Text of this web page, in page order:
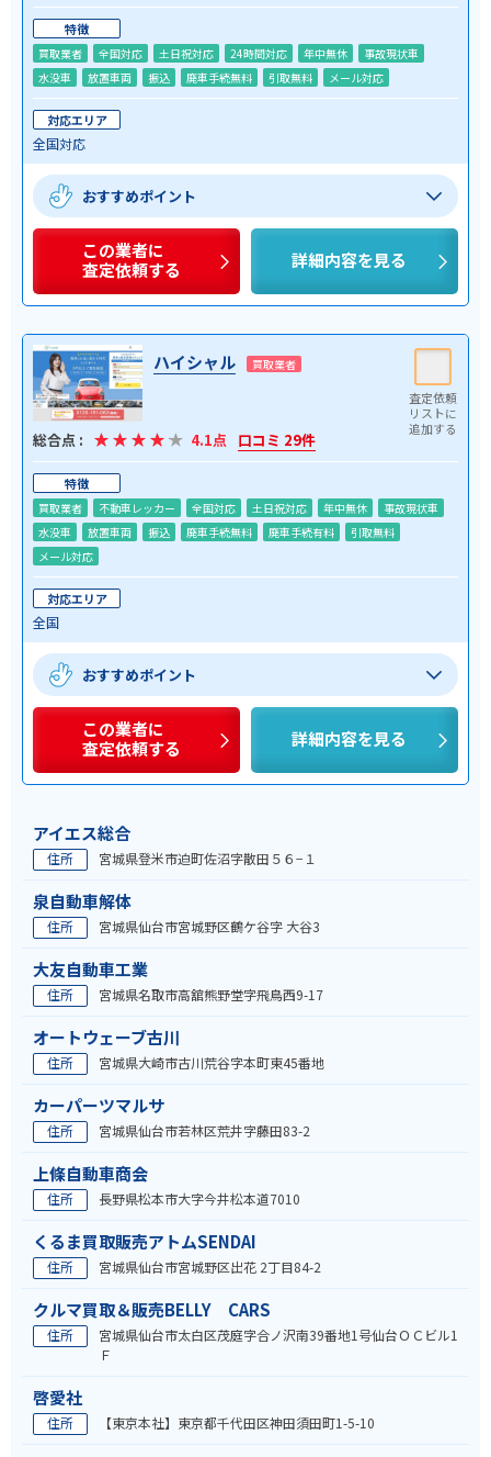
特徴
買取業者 全国対応 土日祝対応 24時間対応 年中無休
事故現状車
水没車
放置車両 振込 廃車手続無料 引取無料 メール対応
対応エリア
全国対応
おすすめポイント
この業者に
査定依頼する
詳細内容を見る
ハイシャル 買取業者
総合点 : 4.1点 口コミ 29件
特徴
買取業者 不動車レッカー 全国対応 土日祝対応 年中無休
事故現状車
水没車
放置車両 振込 廃車手続無料 廃車手続有料
引取無料
メール対応
対応エリア
全国
おすすめポイント
この業者に
査定依頼する
詳細内容を見る
アイエス総合
住所 宮城県登米市迫町佐沼字散田５６−１
泉自動車解体
住所 宮城県仙台市宮城野区鶴ケ谷字 大谷3
大友自動車工業
住所 宮城県名取市高舘熊野堂字飛鳥西9-17
オートウェーブ古川
住所 宮城県大崎市古川荒谷字本町東45番地
カーパーツマルサ
住所 宮城県仙台市若林区荒井字藤田83-2
上條自動車商会
住所 長野県松本市大字今井松本道7010
くるま買取販売アトムSENDAI
住所 宮城県仙台市宮城野区出花 2丁目84-2
クルマ買取＆販売BELLY CARS
住所
宮城県仙台市太白区茂庭字合ノ沢南39番地1号仙台ＯＣビル1
Ｆ
啓愛社
住所 【東京本社】東京都千代田区神田須田町1-5-10